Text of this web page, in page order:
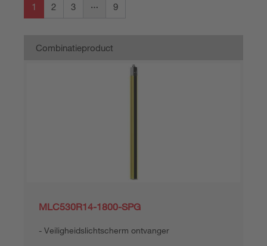
1 2 3 9
Combinatieproduct
MLC530R14-1800-SPG
Veiligheidslichtscherm ontvanger